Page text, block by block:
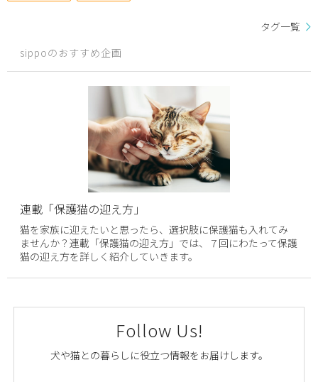
タグ一覧
sippoのおすすめ企画
連載「保護猫の迎え方」
猫を家族に迎えたいと思ったら、選択肢に保護猫も入れてみ
ませんか？連載「保護猫の迎え方」では、７回にわたって保護
猫の迎え方を詳しく紹介していきます。
Follow Us!
犬や猫との暮らしに役立つ情報をお届けします。